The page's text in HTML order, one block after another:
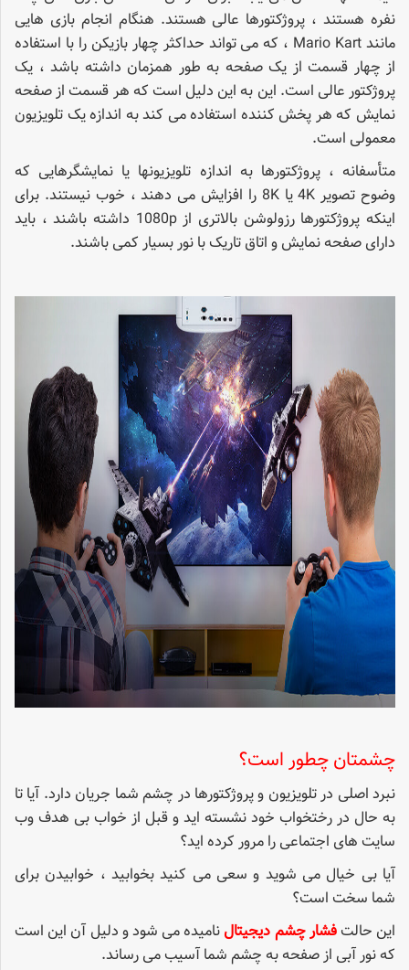
نفره هستند ، پروژکتورها عالی هستند. هنگام انجام بازی هایی
مانند Mario Kart ، که می تواند حداکثر چهار بازیکن را با استفاده
از چهار قسمت از یک صفحه به طور همزمان داشته باشد ، یک
پروژکتور عالی است. این به این دلیل است که هر قسمت از صفحه
نمایش که هر پخش کننده استفاده می کند به اندازه یک تلویزیون
معمولی است.
متأسفانه ، پروژکتورها به اندازه تلویزیونها یا نمایشگرهایی که
وضوح تصویر 4K یا 8K را افزایش می دهند ، خوب نیستند. برای
اینکه پروژکتورها رزولوشن بالاتری از 1080p داشته باشند ، باید
دارای صفحه نمایش و اتاق تاریک با نور بسیار کمی باشند.
چشمتان چطور است؟
نبرد اصلی در تلویزیون و پروژکتورها در چشم شما جریان دارد. آیا تا
به حال در رختخواب خود نشسته اید و قبل از خواب بی هدف وب
سایت های اجتماعی را مرور کرده اید؟
آیا بی خیال می شوید و سعی می کنید بخوابید ، خوابیدن برای
شما سخت است؟
این حالتفشار چشم دیجیتالنامیده می شود و دلیل آن این است
که نور آبی از صفحه به چشم شما آسیب می رساند.